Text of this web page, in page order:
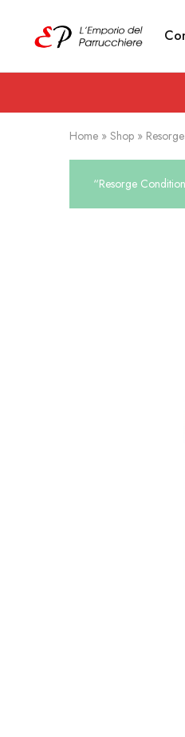
Emporio
del
Prodotti
estetici
Articoli
Home » Shop »
“Resorge